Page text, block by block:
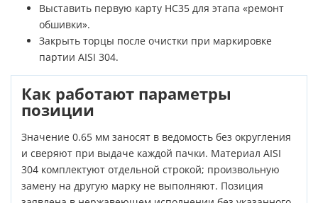
Выставить первую карту НС35 для этапа «ремонт
обшивки».
Закрыть торцы после очистки при маркировке
партии AISI 304.
Как работают параметры
позиции
Значение 0.65 мм заносят в ведомость без округления
и сверяют при выдаче каждой пачки. Материал AISI
304 комплектуют отдельной строкой; произвольную
замену на другую марку не выполняют. Позиция